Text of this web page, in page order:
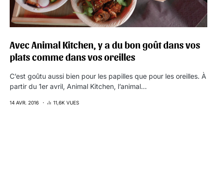
Avec Animal Kitchen, y a du bon goût dans vos
plats comme dans vos oreilles
C’est goûtu aussi bien pour les papilles que pour les oreilles. À
partir du 1er avril, Animal Kitchen, l’animal…
14 AVR. 2016 11,6K VUES